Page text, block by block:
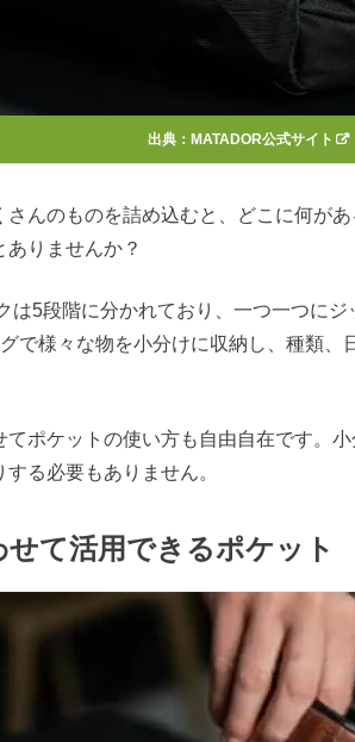
出典： MATADOR公式サイト
さんのものを詰め込むと、どこに何が
りませんか？
は5段階に分かれており、一つ一つに
で様々な物を小分けに収納し、種類、
てポケットの使い方も自由自在です。
る必要もありません。
せて活用できるポケット